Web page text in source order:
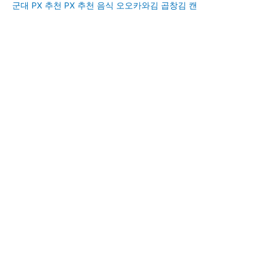
군대 PX 추천 PX 추천 음식 오오카와김 곱창김 캔